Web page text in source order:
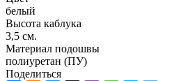
белый
Высота каблука
3,5 см.
Материал подошвы
полиуретан (ПУ)
Поделиться